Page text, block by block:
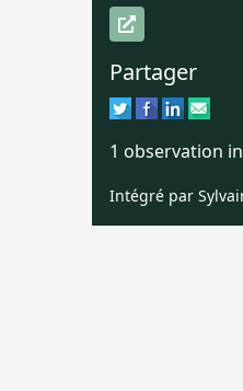
Partager
1 observation
Intégré par